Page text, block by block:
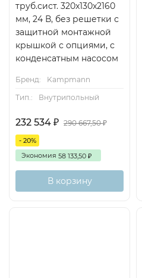
труб.сист. 320x130x2160
мм, 24 В, без решетки с
защитной монтажной
крышкой с опциями, с
конденсатным насосом
Бренд:
Kampmann
Тип.:
Внутрипольный
232 534 ₽ 290 667,50₽
- 20%
Экономия 58 133,50 ₽
В корзину